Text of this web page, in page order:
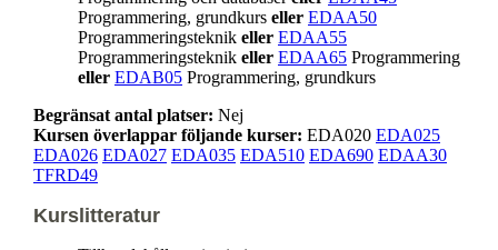
Programmering, grundkurs eller EDAA50
Programmeringsteknik eller EDAA55
Programmeringsteknik eller EDAA65 Programmering
eller EDAB05 Programmering, grundkurs
Begränsat antal platser: Nej
Kursen överlappar följande kurser: EDA020 EDA025
EDA026 EDA027 EDA035 EDA510 EDA690 EDAA30
TFRD49
Kurslitteratur